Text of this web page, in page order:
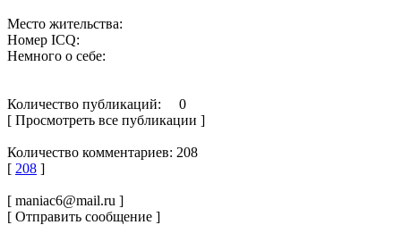
Место жительства:
Номер ICQ:
Немного о себе:
Количество публикаций: 0
[ Просмотреть все публикации ]
Количество комментариев: 208
[ 208 ]
[ maniac6@mail.ru ]
[ Отправить сообщение ]